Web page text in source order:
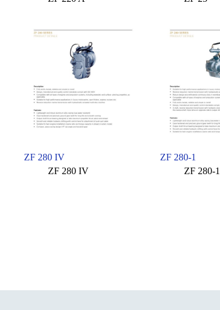
ZF 280 IV
ZF 280 IV
ZF 280-1
ZF 280-1